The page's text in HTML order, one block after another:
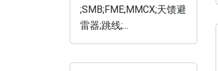
;SMB;FME;MMCX;天馈避
雷器;跳线;...